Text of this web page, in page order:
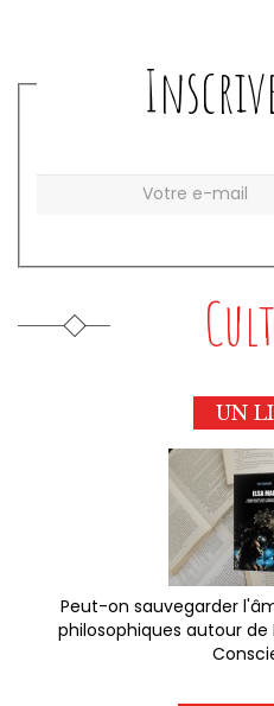
UN
Peut-on sauvegarder
philosophiques autour de